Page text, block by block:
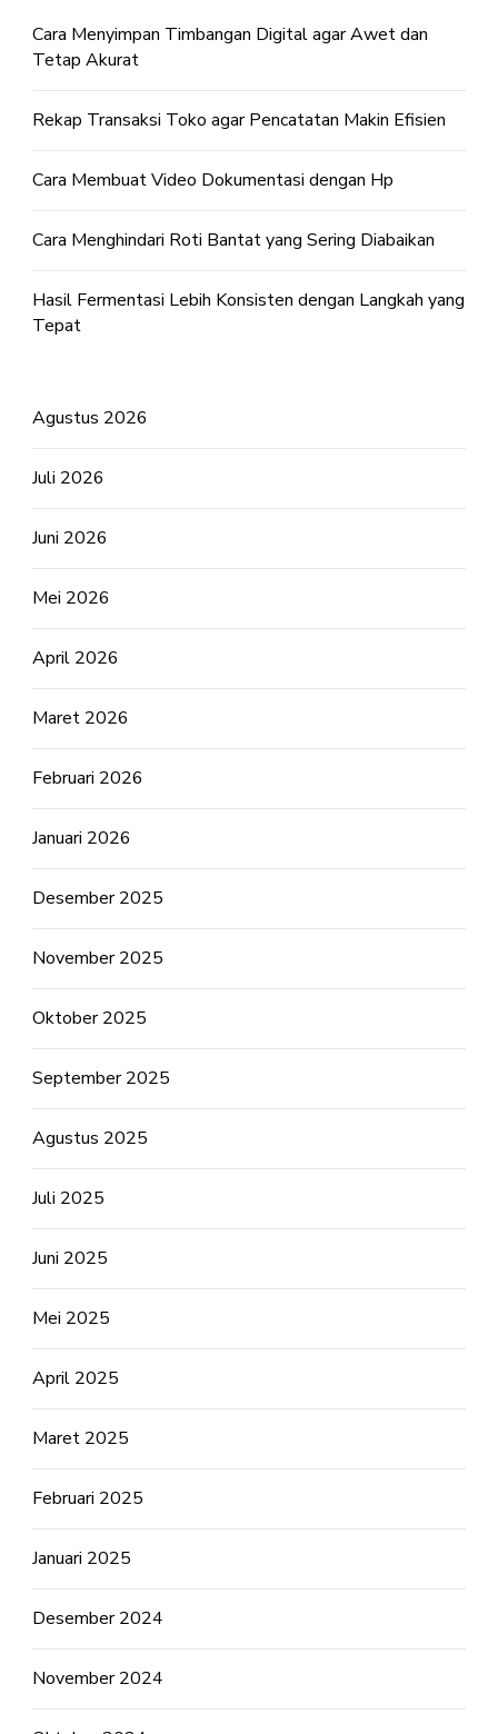
Cara Menyimpan Timbangan Digital agar Awet dan
Tetap Akurat
Rekap Transaksi Toko agar Pencatatan Makin Efisien
Cara Membuat Video Dokumentasi dengan Hp
Cara Menghindari Roti Bantat yang Sering Diabaikan
Hasil Fermentasi Lebih Konsisten dengan Langkah yang
Tepat
Agustus 2026
Juli 2026
Juni 2026
Mei 2026
April 2026
Maret 2026
Februari 2026
Januari 2026
Desember 2025
November 2025
Oktober 2025
September 2025
Agustus 2025
Juli 2025
Juni 2025
Mei 2025
April 2025
Maret 2025
Februari 2025
Januari 2025
Desember 2024
November 2024